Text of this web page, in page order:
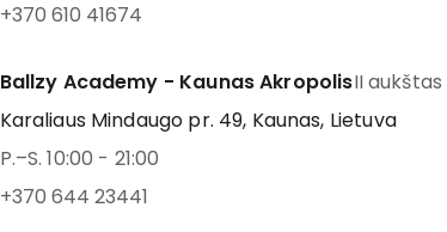
+370 610 41674
Ballzy Academy - Kaunas AkropolisII aukštas
Karaliaus Mindaugo pr. 49, Kaunas, Lietuva
P.–S. 10:00 - 21:00
+370 644 23441